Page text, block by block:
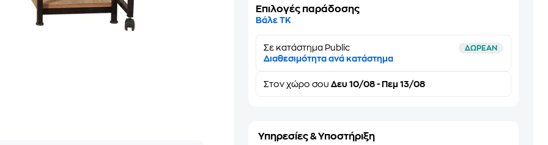
Επιλογές παράδοσης
Βάλε ΤΚ
Σε κατάστημα Public ΔΩΡΕΑΝ
Διαθεσιμότητα ανά κατάστημα
Στονχώρο σου Δευ 10/08 - Πεμ 13/08
Υπηρεσίες & Υποστήριξη